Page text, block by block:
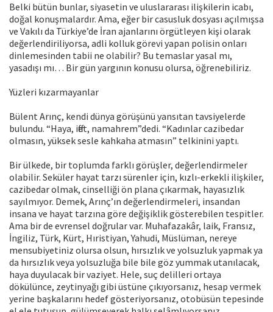
Belki bütün bunlar, siyasetin ve uluslararası ilişkilerin icabı,
doğal konuşmalardır. Ama, eğer bir casusluk dosyası açılmışsa
ve Vakılı da Türkiye’de İran ajanlarını örgütleyen kişi olarak
değerlendiriliyorsa, adli kolluk görevi yapan polisin onları
dinlemesinden tabii ne olabilir? Bu temaslar yasal mı,
yasadışı mı… Bir gün yargının konusu olursa, öğrenebiliriz.
Yüzleri kızarmayanlar
Bülent Arınç, kendi dünya görüşünü yansıtan tavsiyelerde
bulundu. “Haya, iffet, namahrem”dedi. “Kadınlar cazibedar
olmasın, yüksek sesle kahkaha atmasın” telkinini yaptı.
Bir ülkede, bir toplumda farklı görüşler, değerlendirmeler
olabilir. Seküler hayat tarzı sürenler için, kızlı-erkekli ilişkiler,
cazibedar olmak, cinselliği ön plana çıkarmak, hayasızlık
sayılmıyor. Demek, Arınç’ın değerlendirmeleri, insandan
insana ve hayat tarzına göre değişiklik gösterebilen tespitler.
Ama bir de evrensel doğrular var. Muhafazakâr, laik, Fransız,
İngiliz, Türk, Kürt, Hıristiyan, Yahudi, Müslüman, nereye
mensubiyetiniz olursa olsun, hırsızlık ve yolsuzluk yapmak ya
da hırsızlık veya yolsuzluğa bile bile göz yummak utanılacak,
haya duyulacak bir vaziyet. Hele, suç delilleri ortaya
dökülünce, zeytinyağı gibi üstüne çıkıyorsanız, hesap vermek
yerine başkalarını hedef gösteriyorsanız, otobüsün tepesinde